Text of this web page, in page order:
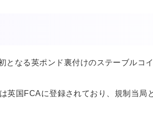
となる英ポンド裏付けのステーブルコ
英国FCAに登録されており、規制当局